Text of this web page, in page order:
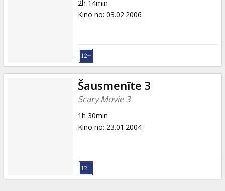
2h 14min
Kino no: 03.02.2006
Šausmenīte 3
Scary Movie 3
1h 30min
Kino no: 23.01.2004